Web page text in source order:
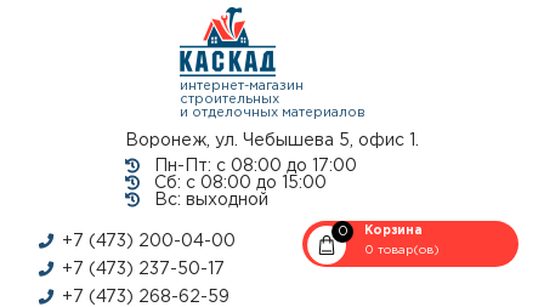
интернет-магазин
строительных
и отделочных материалов
Воронеж, ул. Чебышева 5, офис 1.
Пн-Пт: с 08:00 до 17:00
Сб: с 08:00 до 15:00
Вс: выходной
+7 (473) 200-04-00
+7 (473) 237-50-17
+7 (473) 268-62-59
0
Корзина
0 товар(ов)